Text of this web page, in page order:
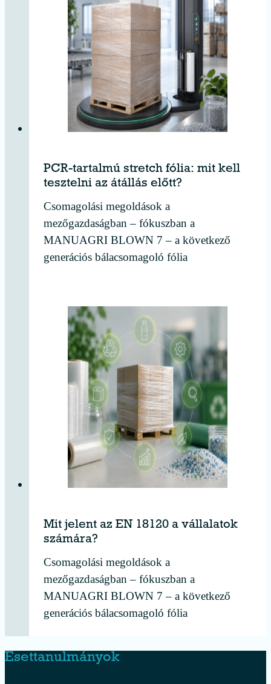
PCR-tartalmú stretch fólia: mit kell
tesztelni az átállás előtt?
Csomagolási megoldások a
mezőgazdaságban – fókuszban a
MANUAGRI BLOWN 7 – a következő
generációs bálacsomagoló fólia
Mit jelent az EN 18120 a vállalatok
számára?
Csomagolási megoldások a
mezőgazdaságban – fókuszban a
MANUAGRI BLOWN 7 – a következő
generációs bálacsomagoló fólia
Esettanulmányok